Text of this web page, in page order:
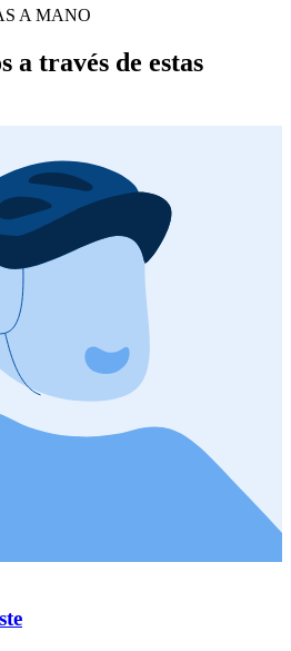
A MANO
a través de estas